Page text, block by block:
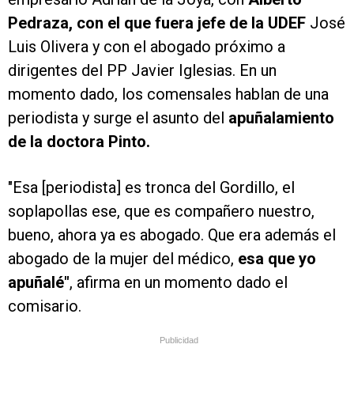
Pedraza, con el que fuera jefe de la UDEF José
Luis Olivera y con el abogado próximo a
dirigentes del PP Javier Iglesias. En un
momento dado, los comensales hablan de una
periodista y surge el asunto del apuñalamiento
de la doctora Pinto.
"Esa [periodista] es tronca del Gordillo, el
soplapollas ese, que es compañero nuestro,
bueno, ahora ya es abogado. Que era además el
abogado de la mujer del médico, esa que yo
apuñalé", afirma en un momento dado el
comisario.
Publicidad